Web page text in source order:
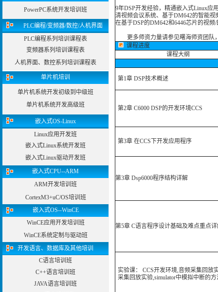
PowerPC系统开发培训班
PLC编程/变频器/数控/人机界面
PLC编程系列培训课程表
变频器系列培训课程表
人机界面、数控系列培训课程表
单片机培训
单片机系统开发初级到中级班
单片机系统开发高级班
嵌入式OS-Linux
Linux应用开发班
嵌入式Linux系统开发班
嵌入式Linux驱动开发班
嵌入式CPU--ARM
ARM开发培训班
CortexM3+uC/OS培训班
嵌入式OS--WinCE
WinCE应用开发培训班
WinCE系统定制与驱动班
开发语言、数据库及其他培训
C语言培训班
C++语言培训班
JAVA语言培训班
9年DSP开发经验，精通嵌入式Linux应
清视频会议系统、基于DM642的智能
在基于DSP的DM642和6446芯片的视
更多师资力量请参见曙海师资团队
课程进度
课程大纲
第1章 DSP技术概述
第2章 C6000 DSP的开发环境CCS
第3章 在CCS下开发应用程序
第3章 Dsp6000程序结构详解
第5章 C语言程序设计基础及难点重点详
实验课： CCS开发环境,音频采集回放
采集回放实验,simulator中模拟中断的方